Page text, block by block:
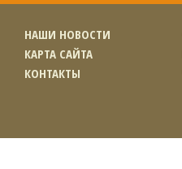
НАШИ НОВОСТИ
КАРТА САЙТА
КОНТАКТЫ